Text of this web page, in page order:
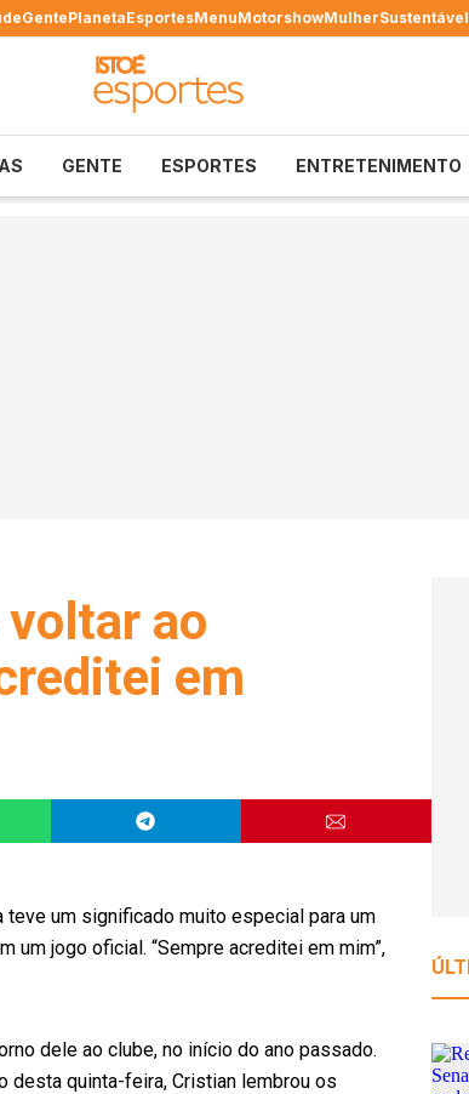
GentePlanetaEsportesMenuMotorshowMulherSustentável
GENTE ESPORTES ENTRETENIMENTO
ao
em
um significado muito especial para um
um jogo oficial. “Sempre acreditei em mim”,
dele ao clube, no início do ano passado.
desta quinta-feira, Cristian lembrou os